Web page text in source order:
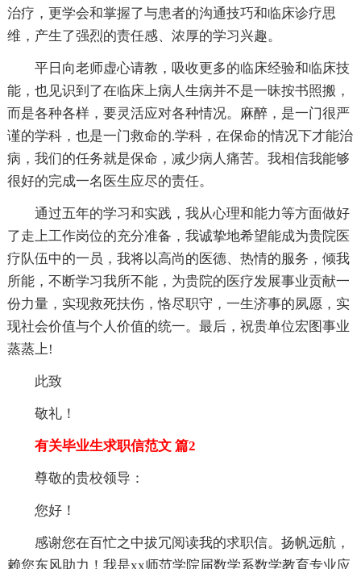
治疗，更学会和掌握了与患者的沟通技巧和临床诊疗思
维，产生了强烈的责任感、浓厚的学习兴趣。
平日向老师虚心请教，吸收更多的临床经验和临床技
能，也见识到了在临床上病人生病并不是一昧按书照搬，
而是各种各样，要灵活应对各种情况。麻醉，是一门很严
谨的学科，也是一门救命的.学科，在保命的情况下才能治
病，我们的任务就是保命，减少病人痛苦。我相信我能够
很好的完成一名医生应尽的责任。
通过五年的学习和实践，我从心理和能力等方面做好
了走上工作岗位的充分准备，我诚挚地希望能成为贵院医
疗队伍中的一员，我将以高尚的医德、热情的服务，倾我
所能，不断学习我所不能，为贵院的医疗发展事业贡献一
份力量，实现救死扶伤，恪尽职守，一生济事的夙愿，实
现社会价值与个人价值的统一。最后，祝贵单位宏图事业
蒸蒸上!
此致
敬礼！
有关毕业生求职信范文 篇2
尊敬的贵校领导：
您好！
感谢您在百忙之中拔冗阅读我的求职信。扬帆远航，
赖您东风助力！我是xx师范学院届数学系数学教育专业应